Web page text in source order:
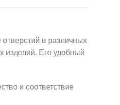
в различных
изделий. Его удобный
и соответствие